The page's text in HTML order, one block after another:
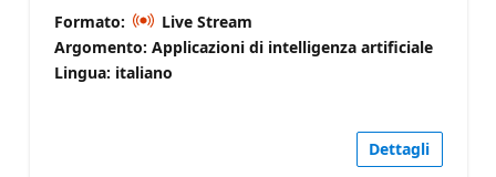
Formato:
Live Stream
Argomento: Applicazioni di intelligenza artificiale
Lingua: italiano
Dettagli